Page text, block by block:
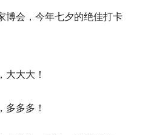
会，今年七夕的绝佳打卡
大大！
多多！